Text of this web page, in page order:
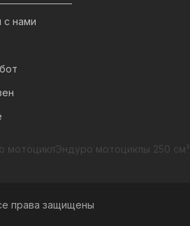
с нами
мотоциклЭндуро мотоциклы 250 см³
права защищены